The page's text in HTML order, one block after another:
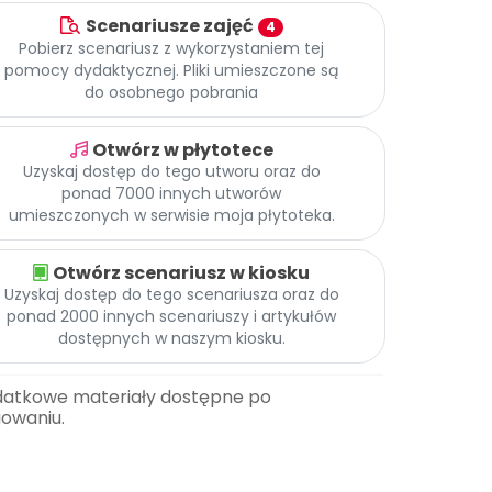
Scenariusze zajęć 4
Pobierz scenariusz z wykorzystaniem tej
pomocy dydaktycznej. Pliki umieszczone są
do osobnego pobrania
Otwórz w płytotece
Uzyskaj dostęp do tego utworu oraz do
ponad 7000 innych utworów
umieszczonych w serwisie moja płytoteka.
Otwórz scenariusz w kiosku
Uzyskaj dostęp do tego scenariusza oraz do
ponad 2000 innych scenariuszy i artykułów
dostępnych w naszym kiosku.
materiały dostępne po